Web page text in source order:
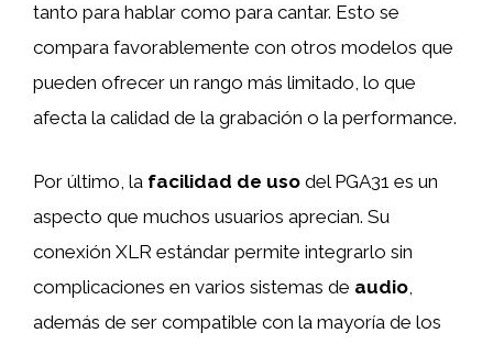
tanto para hablar como para cantar. Esto se
compara favorablemente con otros modelos que
pueden ofrecer un rango más limitado, lo que
afecta la calidad de la grabación o la performance.
Por último, la facilidad de uso del PGA31 es un
aspecto que muchos usuarios aprecian. Su
conexión XLR estándar permite integrarlo sin
complicaciones en varios sistemas de audio
además de ser compatible con la mayoría de los